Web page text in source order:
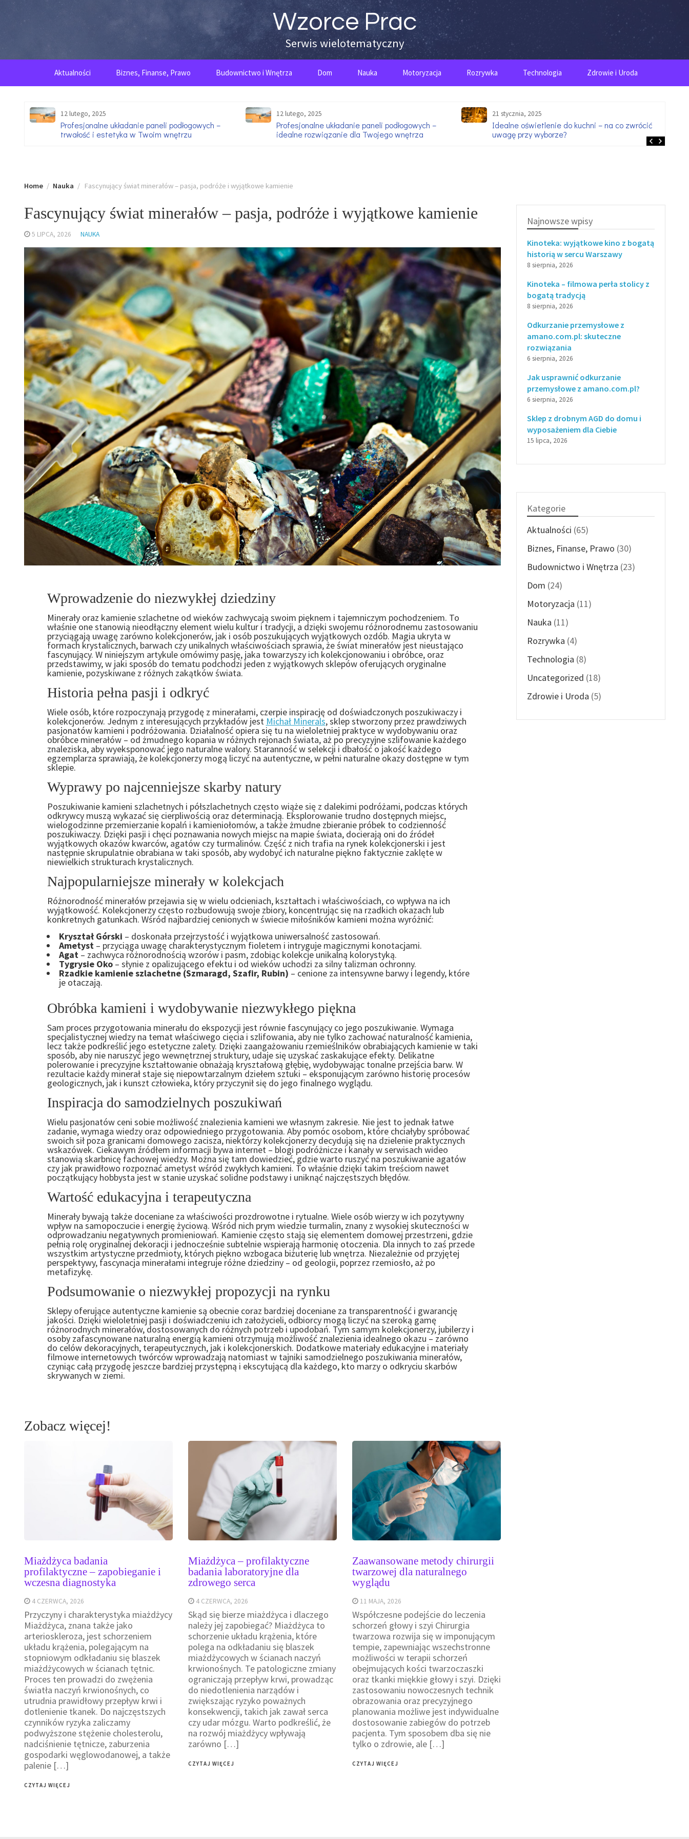
Wzorce Prac
Serwis wielotematyczny
Aktualności Biznes, Finanse, Prawo Budownictwo i Wnętrza Dom Nauka Motoryzacja Rozrywka Technologia Zdrowie i Uroda
12 lutego, 2025
Profesjonalne układanie paneli podłogowych –
trwałość i estetyka w Twoim wnętrzu
12 lutego, 2025
Profesjonalne układanie paneli podłogowych –
idealne rozwiązanie dla Twojego wnętrza
21 stycznia, 2025
Idealne oświetlenie do kuchni – na co zwrócić
uwagę przy wyborze?
Home Nauka Fascynujący świat minerałów – pasja, podróże i wyjątkowe kamienie
Fascynujący świat minerałów – pasja, podróże i wyjątkowe kamienie
5 LIPCA, 2026 NAUKA
Wprowadzenie do niezwykłej dziedziny
Minerały oraz kamienie szlachetne od wieków zachwycają swoim pięknem i tajemniczym pochodzeniem. To
właśnie one stanowią nieodłączny element wielu kultur i tradycji, a dzięki swojemu różnorodnemu zastosowaniu
przyciągają uwagę zarówno kolekcjonerów, jak i osób poszukujących wyjątkowych ozdób. Magia ukryta w
formach krystalicznych, barwach czy unikalnych właściwościach sprawia, że świat minerałów jest nieustająco
fascynujący. W niniejszym artykule omówimy pasję, jaka towarzyszy ich kolekcjonowaniu i obróbce, oraz
przedstawimy, w jaki sposób do tematu podchodzi jeden z wyjątkowych sklepów oferujących oryginalne
kamienie, pozyskiwane z różnych zakątków świata.
Historia pełna pasji i odkryć
Wiele osób, które rozpoczynają przygodę z minerałami, czerpie inspirację od doświadczonych poszukiwaczy i
kolekcjonerów. Jednym z interesujących przykładów jest Michał Minerals, sklep stworzony przez prawdziwych
pasjonatów kamieni i podróżowania. Działalność opiera się tu na wieloletniej praktyce w wydobywaniu oraz
obróbce minerałów – od żmudnego kopania w różnych rejonach świata, aż po precyzyjne szlifowanie każdego
znaleziska, aby wyeksponować jego naturalne walory. Staranność w selekcji i dbałość o jakość każdego
egzemplarza sprawiają, że kolekcjonerzy mogą liczyć na autentyczne, w pełni naturalne okazy dostępne w tym
sklepie.
Wyprawy po najcenniejsze skarby natury
Poszukiwanie kamieni szlachetnych i półszlachetnych często wiąże się z dalekimi podróżami, podczas których
odkrywcy muszą wykazać się cierpliwością oraz determinacją. Eksplorowanie trudno dostępnych miejsc,
wielogodzinne przemierzanie kopalń i kamieniołomów, a także żmudne zbieranie próbek to codzienność
poszukiwaczy. Dzięki pasji i chęci poznawania nowych miejsc na mapie świata, docierają oni do źródeł
wyjątkowych okazów kwarców, agatów czy turmalinów. Część z nich trafia na rynek kolekcjonerski i jest
następnie skrupulatnie obrabiana w taki sposób, aby wydobyć ich naturalne piękno faktycznie zaklęte w
niewielkich strukturach krystalicznych.
Najpopularniejsze minerały w kolekcjach
Różnorodność minerałów przejawia się w wielu odcieniach, kształtach i właściwościach, co wpływa na ich
wyjątkowość. Kolekcjonerzy często rozbudowują swoje zbiory, koncentrując się na rzadkich okazach lub
konkretnych gatunkach. Wśród najbardziej cenionych w świecie miłośników kamieni można wyróżnić:
Kryształ Górski – doskonała przejrzystość i wyjątkowa uniwersalność zastosowań.
Ametyst– przyciąga uwagę charakterystycznym fioletem i intryguje magicznymi konotacjami.
Agat– zachwyca różnorodnością wzorów i pasm, zdobiąc kolekcje unikalną kolorystyką.
Tygrysie Oko– słynie z opalizującego efektu i od wieków uchodzi za silny talizman ochronny.
Rzadkie kamienie szlachetne (Szmaragd, Szafir, Rubin) – cenione za intensywne barwy i legendy, które
je otaczają.
Obróbka kamieni i wydobywanie niezwykłego piękna
Sam proces przygotowania minerału do ekspozycji jest równie fascynujący co jego poszukiwanie. Wymaga
specjalistycznej wiedzy na temat właściwego cięcia i szlifowania, aby nie tylko zachować naturalność kamienia,
lecz także podkreślić jego estetyczne zalety. Dzięki zaangażowaniu rzemieślników obrabiających kamienie w taki
sposób, aby nie naruszyć jego wewnętrznej struktury, udaje się uzyskać zaskakujące efekty. Delikatne
polerowanie i precyzyjne kształtowanie obnażają kryształową głębię, wydobywając tonalne przejścia barw. W
rezultacie każdy minerał staje się niepowtarzalnym dziełem sztuki – eksponującym zarówno historię procesów
geologicznych, jak i kunszt człowieka, który przyczynił się do jego finalnego wyglądu.
Inspiracja do samodzielnych poszukiwań
Wielu pasjonatów ceni sobie możliwość znalezienia kamieni we własnym zakresie. Nie jest to jednak łatwe
zadanie, wymaga wiedzy oraz odpowiedniego przygotowania. Aby pomóc osobom, które chciałyby spróbować
swoich sił poza granicami domowego zacisza, niektórzy kolekcjonerzy decydują się na dzielenie praktycznych
wskazówek. Ciekawym źródłem informacji bywa internet – blogi podróżnicze i kanały w serwisach wideo
stanowią skarbnicę fachowej wiedzy. Można się tam dowiedzieć, gdzie warto ruszyć na poszukiwanie agatów
czy jak prawidłowo rozpoznać ametyst wśród zwykłych kamieni. To właśnie dzięki takim treściom nawet
początkujący hobbysta jest w stanie uzyskać solidne podstawy i uniknąć najczęstszych błędów.
Wartość edukacyjna i terapeutyczna
Minerały bywają także doceniane za właściwości prozdrowotne i rytualne. Wiele osób wierzy w ich pozytywny
wpływ na samopoczucie i energię życiową. Wśród nich prym wiedzie turmalin, znany z wysokiej skuteczności w
odprowadzaniu negatywnych promieniowań. Kamienie często stają się elementem domowej przestrzeni, gdzie
pełnią rolę oryginalnej dekoracji i jednocześnie subtelnie wspierają harmonię otoczenia. Dla innych to zaś przede
wszystkim artystyczne przedmioty, których piękno wzbogaca biżuterię lub wnętrza. Niezależnie od przyjętej
perspektywy, fascynacja minerałami integruje różne dziedziny – od geologii, poprzez rzemiosło, aż po
metafizykę.
Podsumowanie o niezwykłej propozycji na rynku
Sklepy oferujące autentyczne kamienie są obecnie coraz bardziej doceniane za transparentność i gwarancję
jakości. Dzięki wieloletniej pasji i doświadczeniu ich założycieli, odbiorcy mogą liczyć na szeroką gamę
różnorodnych minerałów, dostosowanych do różnych potrzeb i upodobań. Tym samym kolekcjonerzy, jubilerzy i
osoby zafascynowane naturalną energią kamieni otrzymują możliwość znalezienia idealnego okazu – zarówno
do celów dekoracyjnych, terapeutycznych, jak i kolekcjonerskich. Dodatkowe materiały edukacyjne i materiały
filmowe internetowych twórców wprowadzają natomiast w tajniki samodzielnego poszukiwania minerałów,
czyniąc całą przygodę jeszcze bardziej przystępną i ekscytującą dla każdego, kto marzy o odkryciu skarbów
skrywanych w ziemi.
Zobacz więcej!
Miażdżyca badania
profilaktyczne – zapobieganie i
wczesna diagnostyka
4 CZERWCA, 2026
Przyczyny i charakterystyka miażdżycy
Miażdżyca, znana także jako
arterioskleroza, jest schorzeniem
układu krążenia, polegającym na
stopniowym odkładaniu się blaszek
miażdżycowych w ścianach tętnic.
Proces ten prowadzi do zwężenia
światła naczyń krwionośnych, co
utrudnia prawidłowy przepływ krwi i
dotlenienie tkanek. Do najczęstszych
czynników ryzyka zaliczamy
podwyższone stężenie cholesterolu,
nadciśnienie tętnicze, zaburzenia
gospodarki węglowodanowej, a także
palenie […]
CZYTAJ WIĘCEJ
Miażdżyca – profilaktyczne
badania laboratoryjne dla
zdrowego serca
4 CZERWCA, 2026
Skąd się bierze miażdżyca i dlaczego
należy jej zapobiegać? Miażdżyca to
schorzenie układu krążenia, które
polega na odkładaniu się blaszek
miażdżycowych w ścianach naczyń
krwionośnych. Te patologiczne zmiany
ograniczają przepływ krwi, prowadząc
do niedotlenienia narządów i
zwiększając ryzyko poważnych
konsekwencji, takich jak zawał serca
czy udar mózgu. Warto podkreślić, że
na rozwój miażdżycy wpływają
zarówno […]
CZYTAJ WIĘCEJ
Zaawansowane metody chirurgii
twarzowej dla naturalnego
wyglądu
11 MAJA, 2026
Współczesne podejście do leczenia
schorzeń głowy i szyi Chirurgia
twarzowa rozwija się w imponującym
tempie, zapewniając wszechstronne
możliwości w terapii schorzeń
obejmujących kości twarzoczaszki
oraz tkanki miękkie głowy i szyi. Dzięki
zastosowaniu nowoczesnych technik
obrazowania oraz precyzyjnego
planowania możliwe jest indywidualne
dostosowanie zabiegów do potrzeb
pacjenta. Tym sposobem dba się nie
tylko o zdrowie, ale […]
CZYTAJ WIĘCEJ
Najnowsze wpisy
Kinoteka: wyjątkowe kino z bogatą
historią w sercu Warszawy
8 sierpnia, 2026
Kinoteka – filmowa perła stolicy z
bogatą tradycją
8 sierpnia, 2026
Odkurzanie przemysłowe z
amano.com.pl: skuteczne
rozwiązania
6 sierpnia, 2026
Jak usprawnić odkurzanie
przemysłowe z amano.com.pl?
6 sierpnia, 2026
Sklep z drobnym AGD do domu i
wyposażeniem dla Ciebie
15 lipca, 2026
Kategorie
Aktualności (65)
Biznes, Finanse, Prawo (30)
Budownictwo i Wnętrza (23)
Dom (24)
Motoryzacja (11)
Nauka (11)
Rozrywka (4)
Technologia (8)
Uncategorized (18)
Zdrowie i Uroda (5)